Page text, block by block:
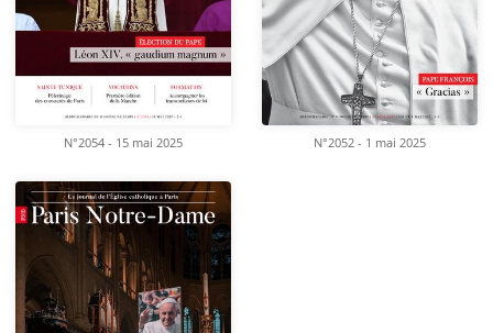
N°2054 - 15 mai 2025 N°2052 - 1 mai 2025